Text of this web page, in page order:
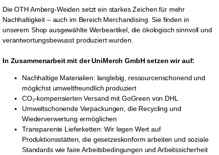
Die OTH Amberg-Weiden setzt ein starkes Zeichen für mehr
Nachhaltigkeit – auch im Bereich Merchandising. Sie finden in
unserem Shop ausgewählte Werbeartikel, die ökologisch sinnvoll und
verantwortungsbewusst produziert wurden.
In Zusammenarbeit mit der UniMerch GmbH setzen wir auf:
Nachhaltige Materialien: langlebig, ressourcenschonend und
möglichst umweltfreundlich produziert
CO₂-kompensierten Versand mit GoGreen von DHL
Umweltschonende Verpackungen, die Recycling und
Wiederverwertung ermöglichen
Transparente Lieferketten: Wir legen Wert auf
Produktionsstätten, die gesetzeskonform arbeiten und soziale
Standards wie faire Arbeitsbedingungen und Arbeitssicherheit